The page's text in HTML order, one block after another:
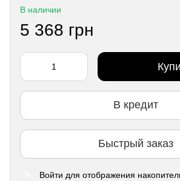
В наличии
5 368 грн
В кредит
Быстрый заказ
Войти для отображения